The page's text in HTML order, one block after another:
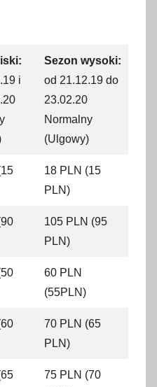
i
Sezon wysoki:
od 21.12.19 do
23.02.20
Normalny
(Ulgowy)
18 PLN (15
PLN)
105 PLN (95
PLN)
60 PLN
(55PLN)
70 PLN (65
PLN)
75 PLN (70